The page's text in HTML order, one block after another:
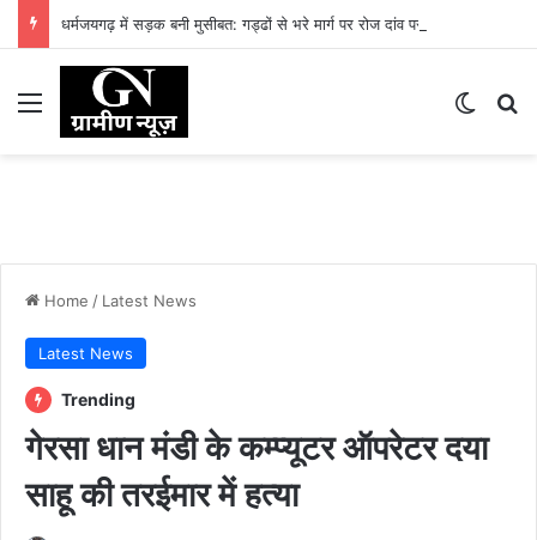
Menu
Home / Latest News
Latest News
Trending
गेरसा धान मंडी के कम्प्यूटर ऑपरेटर दया
साहू की तरईमार में हत्या